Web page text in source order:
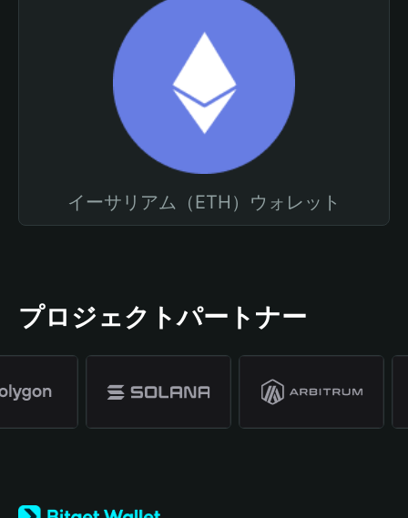
イーサリアム（ETH）ウォレット
プロジェクトパートナー